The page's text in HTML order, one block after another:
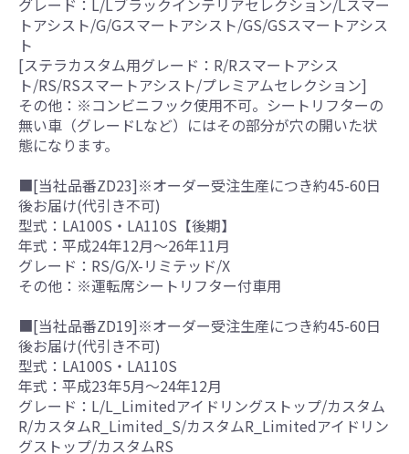
グレード：L/Lブラックインテリアセレクション/Lスマー
トアシスト/G/Gスマートアシスト/GS/GSスマートアシス
ト
[ステラカスタム用グレード：R/Rスマートアシス
ト/RS/RSスマートアシスト/プレミアムセレクション]
その他：※コンビニフック使用不可。シートリフターの
無い車（グレードLなど）にはその部分が穴の開いた状
態になります。
■[当社品番ZD23]※オーダー受注生産につき約45-60日
後お届け(代引き不可)
型式：LA100S・LA110S【後期】
年式：平成24年12月～26年11月
グレード：RS/G/X-リミテッド/X
その他：※運転席シートリフター付車用
■[当社品番ZD19]※オーダー受注生産につき約45-60日
後お届け(代引き不可)
型式：LA100S・LA110S
年式：平成23年5月～24年12月
グレード：L/L_Limitedアイドリングストップ/カスタム
R/カスタムR_Limited_S/カスタムR_Limitedアイドリン
グストップ/カスタムRS